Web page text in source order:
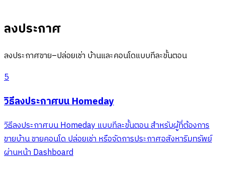
ลงประกาศ
ลงประกาศขาย–ปล่อยเช่า บ้านและคอนโดแบบทีละขั้นตอน
5
วิธีลงประกาศบน Homeday
วิธีลงประกาศบน Homeday แบบทีละขั้นตอน สำหรับผู้ที่ต้องการ
ขายบ้าน ขายคอนโด ปล่อยเช่า หรือจัดการประกาศอสังหาริมทรัพย์
ผ่านหน้า Dashboard